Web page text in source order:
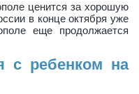
ценится за хорошую
в конце октября уже
еще продолжается
с ребенком на